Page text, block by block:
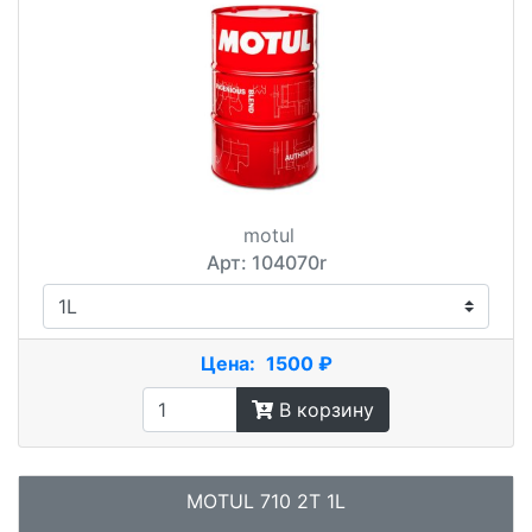
motul
Арт: 104070r
Цена: 1500 ₽
В корзину
MOTUL 710 2T 1L